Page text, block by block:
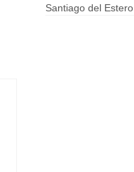
Santiago del Estero